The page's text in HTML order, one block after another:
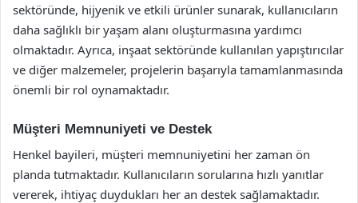
sektöründe, hijyenik ve etkili ürünler sunarak, kullanıcıların
daha sağlıklı bir yaşam alanı oluşturmasına yardımcı
olmaktadır. Ayrıca, inşaat sektöründe kullanılan yapıştırıcılar
ve diğer malzemeler, projelerin başarıyla tamamlanmasında
önemli bir rol oynamaktadır.
Müşteri Memnuniyeti ve Destek
Henkel bayileri, müşteri memnuniyetini her zaman ön
planda tutmaktadır. Kullanıcıların sorularına hızlı yanıtlar
vererek, ihtiyaç duydukları her an destek sağlamaktadır.